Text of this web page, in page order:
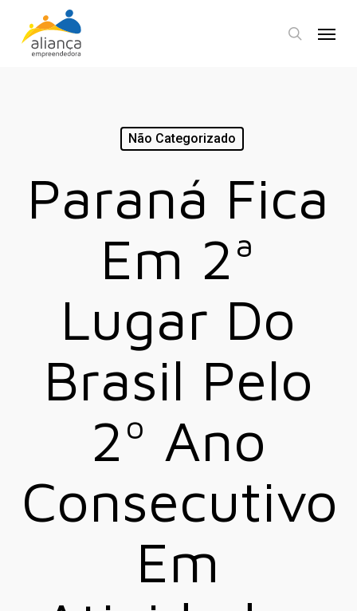
search
Não Categorizado
Paraná Fica
Em 2ª
Lugar Do
Brasil Pelo
2º Ano
Consecutivo
Em